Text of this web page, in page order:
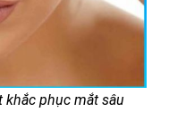
khắc phục mắt sâu